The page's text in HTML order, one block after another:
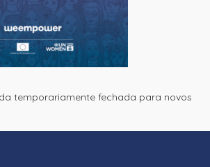
temporariamente fechada para novos